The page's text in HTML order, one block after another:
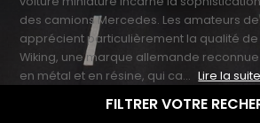
des camions Mercedes. Les amateurs
apprécient particulièrement la qualité
Wiking, une marque allemande
en métal et en résine, qui ca... Lire la suite
FILTRER VOTRE